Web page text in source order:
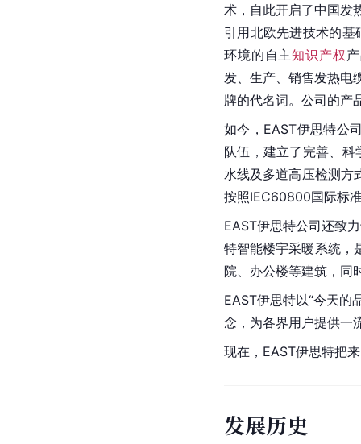
术，自此开启了中国发
引用北欧先进技术的
环境的自主知识产权
发、生产、销售发热电
牌的代名词。公司的产
如今，EAST伊思特公
队伍，建立了完善、
水线及多道高压检测方
按照IEC60800国际标
EAST伊思特公司还致
特智能楼宇采暖系统，
院、办公楼等建筑，同
EAST伊思特以“今天的
念，为各界用户提供一
现在，EAST伊思特把
发展历史